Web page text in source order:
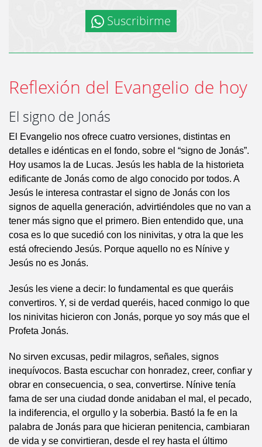
Suscribirme
Reflexión del Evangelio de hoy
El signo de Jonás
El Evangelio nos ofrece cuatro versiones, distintas en
detalles e idénticas en el fondo, sobre el “signo de Jonás”.
Hoy usamos la de Lucas. Jesús les habla de la historieta
edificante de Jonás como de algo conocido por todos. A
Jesús le interesa contrastar el signo de Jonás con los
signos de aquella generación, advirtiéndoles que no van a
tener más signo que el primero. Bien entendido que, una
cosa es lo que sucedió con los ninivitas, y otra la que les
está ofreciendo Jesús. Porque aquello no es Nínive y
Jesús no es Jonás.
Jesús les viene a decir: lo fundamental es que queráis
convertiros. Y, si de verdad queréis, haced conmigo lo que
los ninivitas hicieron con Jonás, porque yo soy más que el
Profeta Jonás.
No sirven excusas, pedir milagros, señales, signos
inequívocos. Basta escuchar con honradez, creer, confiar y
obrar en consecuencia, o sea, convertirse. Nínive tenía
fama de ser una ciudad donde anidaban el mal, el pecado,
la indiferencia, el orgullo y la soberbia. Bastó la fe en la
palabra de Jonás para que hicieran penitencia, cambiaran
de vida y se convirtieran, desde el rey hasta el último